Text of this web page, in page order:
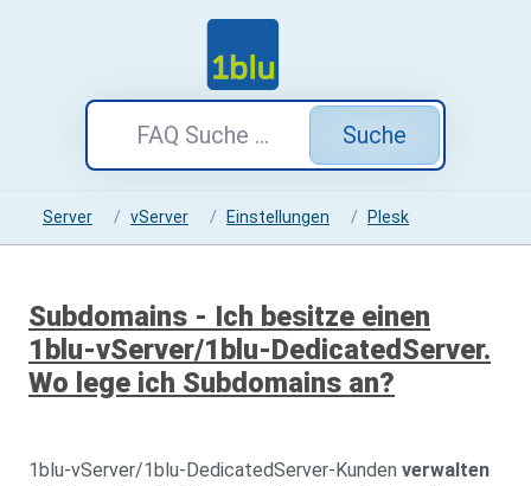
Suche
Server vServer Einstellungen Plesk
Subdomains - Ich besitze einen
1blu-vServer/1blu-DedicatedServer.
Wo lege ich Subdomains an?
1blu-vServer/1blu-DedicatedServer-Kunden verwalten